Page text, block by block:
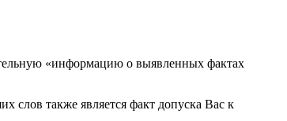
«информацию о выявленных фактах
также является факт допуска Вас к